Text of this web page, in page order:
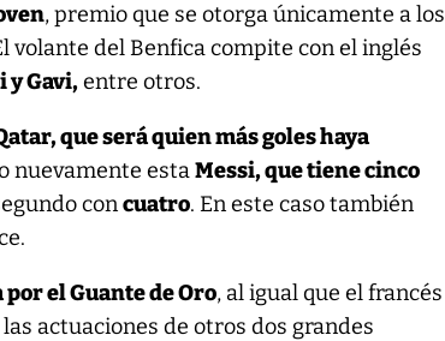
, premio que se otorga únicamente a los
volante del Benfica compite con el inglés
y Gavi,entre otros.
que será quien más goles haya
nuevamente estaMessi, que tiene cinco
concuatro. En este caso también
el Guante de Oro, al igual que el francés
actuaciones de otros dos grandes